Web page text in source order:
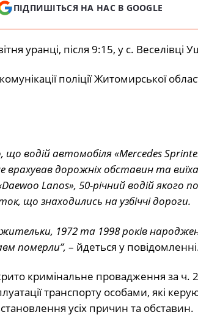
ПІДПИШІТЬСЯ НА НАС В GOOGLE
уранці, після 9:15, у с. Веселівці
поліції Житомирської
водій автомобіля «Mercedes
врахував дорожніх обставин та
Lanos», 50-річний водій якого
що знаходились на узбіччі дороги.
жительки, 1972 та 1998 років
померли”, – йдеться у
кримінальне провадження за
транспорту особами, які
усіх причин та обставин.